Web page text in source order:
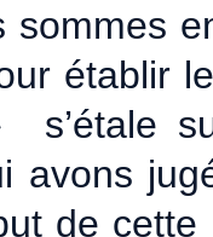
sommes
établir
s’étale
avons
de